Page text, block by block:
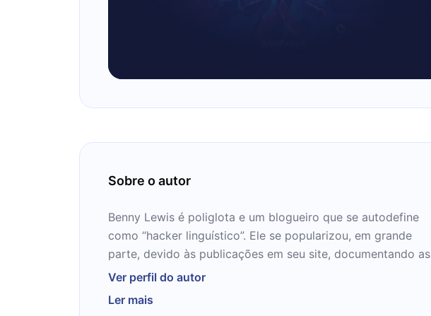
Sobre o autor
Benny Lewis é poliglota e um blogueiro que se autodefine
como “hacker linguístico”. Ele se popularizou, em grande
parte, devido às publicações em seu site, documentando as
melhores formas de aprender idiomas em apenas três meses.
Ver perfil do autor
Ler mais